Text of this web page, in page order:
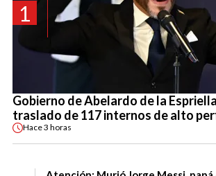
1
Gobierno de Abelardo de la
traslado de 117 internos de alto
Hace3 horas